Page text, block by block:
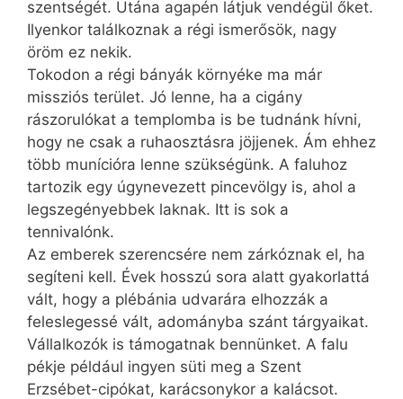
szentségét. Utána agapén látjuk vendégül őket.
Ilyenkor találkoznak a régi ismerősök, nagy
öröm ez nekik.
Tokodon a régi bányák környéke ma már
missziós terület. Jó lenne, ha a cigány
rászorulókat a templomba is be tudnánk hívni,
hogy ne csak a ruhaosztásra jöjjenek. Ám ehhez
több munícióra lenne szükségünk. A faluhoz
tartozik egy úgynevezett pincevölgy is, ahol a
legszegényebbek laknak. Itt is sok a
tennivalónk.
Az emberek szerencsére nem zárkóznak el, ha
segíteni kell. Évek hosszú sora alatt gyakorlattá
vált, hogy a plébánia udvarára elhozzák a
feleslegessé vált, adományba szánt tárgyaikat.
Vállalkozók is támogatnak bennünket. A falu
pékje például ingyen süti meg a Szent
Erzsébet-cipókat, karácsonykor a kalácsot.